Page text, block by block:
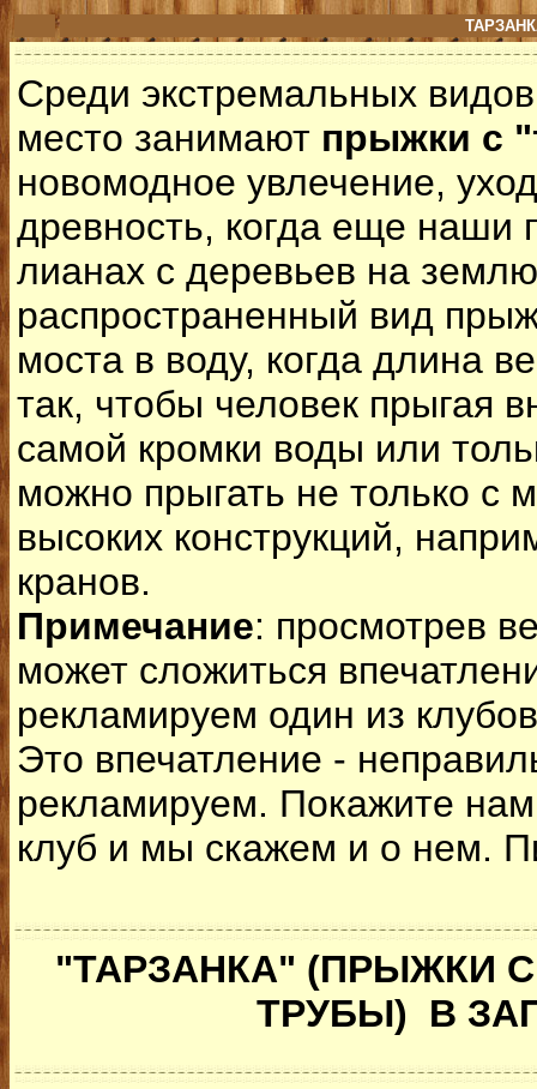
Среди экстремальных
место занимают прыжки с
новомодное увлечение,
древность, когда еще наши
лианах с деревьев на
распространенный вид
моста в воду, когда длина
так, чтобы человек прыгая
самой кромки воды или
можно прыгать не только с
высоких конструкций,
кранов.
Примечание: просмотрев
может сложиться
рекламируем один из
Это впечатление -
рекламируем. Покажите нам
клуб и мы скажем и о нем.
"ТАРЗАНКА" (ПРЫЖКИ
ТРУБЫ) В